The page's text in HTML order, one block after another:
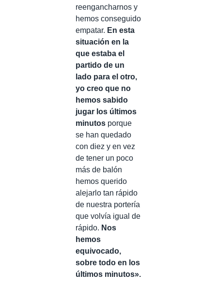
reengancharnos y
hemos conseguido
empatar. En esta
situación en la
que estaba el
partido de un
lado para el otro,
yo creo que no
hemos sabido
jugar los últimos
minutos porque
se han quedado
con diez y en vez
de tener un poco
más de balón
hemos querido
alejarlo tan rápido
de nuestra portería
que volvía igual de
rápido. Nos
hemos
equivocado,
sobre todo en los
últimos minutos».